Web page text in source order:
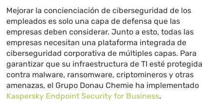
Mejorar la concienciación de ciberseguridad de los
empleados es solo una capa de defensa que las
empresas deben considerar. Junto a esto, todas las
empresas necesitan una plataforma integrada de
ciberseguridad corporativa de múltiples capas. Para
garantizar que su infraestructura de TI esté protegida
contra malware, ransomware, criptomineros y otras
amenazas, el Grupo Donau Chemie ha implementado
Kaspersky Endpoint Security for Business.